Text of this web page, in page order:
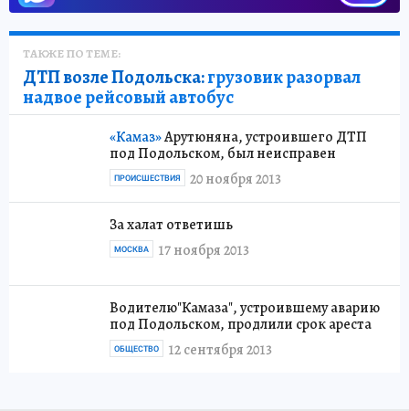
ТАКЖЕ ПО ТЕМЕ:
ДТП возле Подольска:грузовик разорвал
надвое рейсовый автобус
«Камаз»Арутюняна, устроившего ДТП
под Подольском, был неисправен
20 ноября 2013
ПРОИСШЕСТВИЯ
За халат ответишь
17 ноября 2013
МОСКВА
Водителю"Камаза", устроившему аварию
под Подольском, продлили срок ареста
12 сентября 2013
ОБЩЕСТВО